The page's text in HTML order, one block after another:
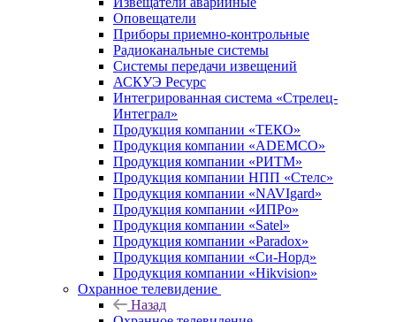
Оповещатели
Приборы приемно-контрольные
Радиоканальные системы
Системы передачи извещений
АСКУЭ Ресурс
Интегрированная система «Стрелец-
Интеграл»
Продукция компании «ТЕКО»
Продукция компании «ADEMCO»
Продукция компании «РИТМ»
Продукция компании НПП «Стелс»
Продукция компании «NAVIgard»
Продукция компании «ИПРо»
Продукция компании «Satel»
Продукция компании «Paradox»
Продукция компании «Си-Норд»
Продукция компании «Hikvision»
Охранное телевидение
Назад